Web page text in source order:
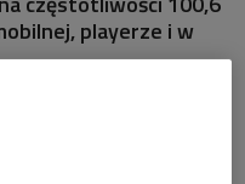
playerze i w